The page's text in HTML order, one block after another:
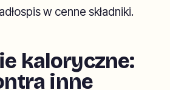
w cenne składniki.
kaloryczne:
inne